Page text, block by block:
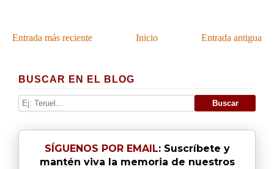
Entrada más reciente Entrada antigua
Inicio
BUSCAR EN EL BLOG
SÍGUENOS POR EMAIL: Suscríbete y
mantén viva la memoria de nuestros